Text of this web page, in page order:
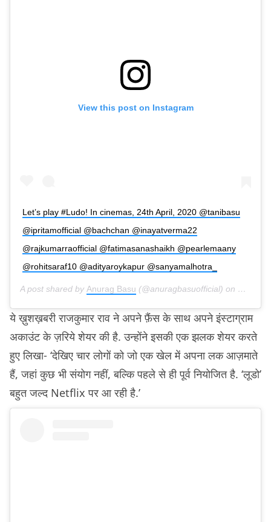
View this post on Instagram
Let’s play #Ludo! In cinemas, 24th April, 2020 @tanibasu
@ipritamofficial @bachchan @inayatverma22
@rajkumarraofficial @fatimasanashaikh @pearlemaany
@rohitsaraf10 @adityaroykapur @sanyamalhotra_
A post shared by Anurag Basu (@anuragbasuofficial) on Dec 26,
ये ख़ुशख़बरी राजकुमार राव ने अपने फ़ैंस के साथ अपने इंस्टाग्राम
अकाउंट के ज़रिये शेयर की है. उन्होंने इसकी एक झलक शेयर करते
हुए लिखा- ‘देखिए चार लोगों को जो एक खेल में अपना लक आज़माते
हैं, जहां कुछ भी संयोग नहीं, बल्कि पहले से ही पूर्व नियोजित है. ‘लूडो’
बहुत जल्द Netflix पर आ रही है.’